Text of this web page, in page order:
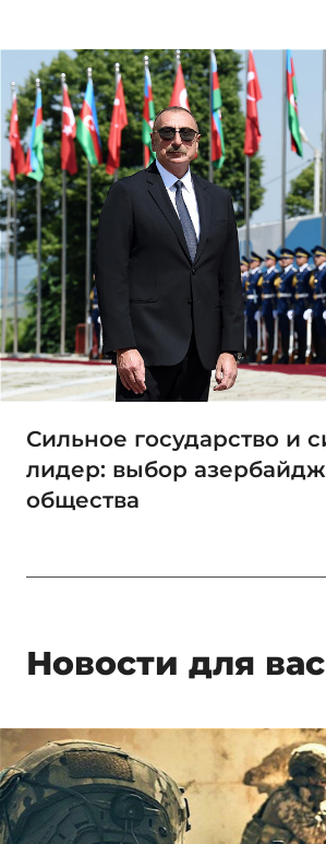
Сильное государство и
лидер: выбор
общества
Новости для вас